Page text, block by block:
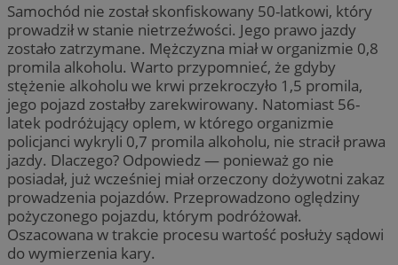
Samochód nie został skonfiskowany 50-latkowi, który
prowadził w stanie nietrzeźwości. Jego prawo jazdy
zostało zatrzymane. Mężczyzna miał w organizmie 0,8
promila alkoholu. Warto przypomnieć, że gdyby
stężenie alkoholu we krwi przekroczyło 1,5 promila,
jego pojazd zostałby zarekwirowany. Natomiast 56-
latek podróżujący oplem, w którego organizmie
policjanci wykryli 0,7 promila alkoholu, nie stracił prawa
jazdy. Dlaczego? Odpowiedz — ponieważ go nie
posiadał, już wcześniej miał orzeczony dożywotni zakaz
prowadzenia pojazdów. Przeprowadzono oględziny
pożyczonego pojazdu, którym podróżował.
Oszacowana w trakcie procesu wartość posłuży sądowi
do wymierzenia kary.